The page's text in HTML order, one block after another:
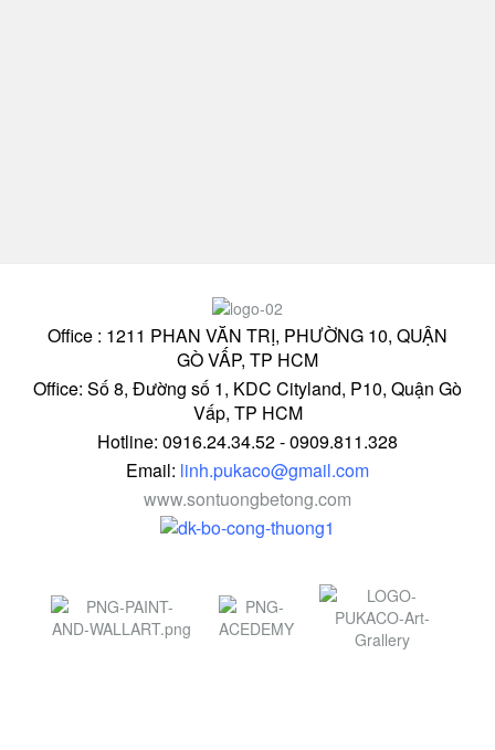
Office : 1211 PHAN VĂN TRỊ, PHƯỜNG 10, QUẬN
GÒ VẤP, TP HCM
Office: Số 8, Đường số 1, KDC Cityland, P10, Quận Gò
Vấp, TP HCM
Hotline: 0916.24.34.52 - 0909.811.328
Email: linh.pukaco@gmail.com
www.sontuongbetong.com